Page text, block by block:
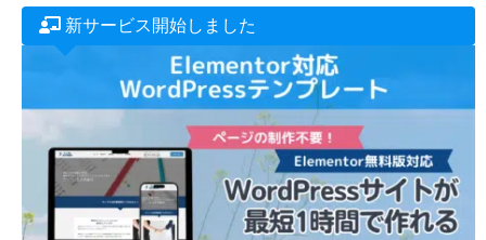
55,000円で写真集をAmazonから紙の本と電子書籍で出版します！
ビジネス本や作品集などを出版したい方も募集中です！